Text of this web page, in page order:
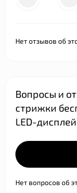
Нет отзывов об
Вопросы и
стрижки
LED-
Нет вопросов об